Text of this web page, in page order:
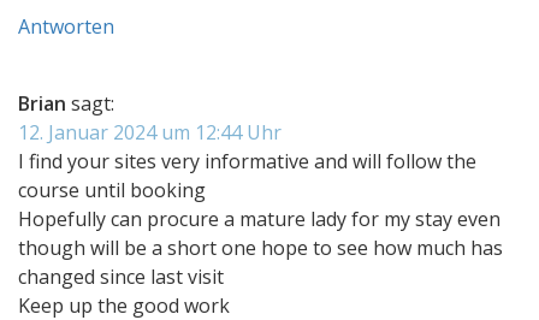
Antworten
Brian sagt:
12. Januar 2024 um 12:44 Uhr
I find your sites very informative and will follow the
course until booking
Hopefully can procure a mature lady for my stay even
though will be a short one hope to see how much has
changed since last visit
Keep up the good work